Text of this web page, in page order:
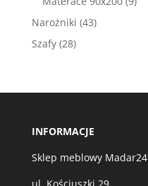
Narożniki 4343
Szafy 2828
INFORMACJE
Sklep meblowy Madar24